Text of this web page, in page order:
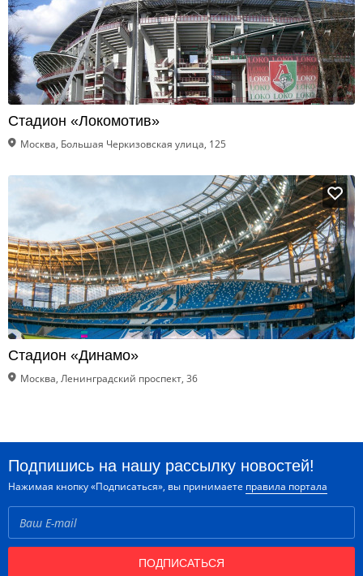
Стадион «Локомотив»
Москва, Большая Черкизовская улица, 125
Стадион «Динамо»
Москва, Ленинградский проспект, 36
Подпишись на нашу рассылку новостей!
Нажимая кнопку «Подписаться», вы принимаете правила портала
ПОДПИСАТЬСЯ